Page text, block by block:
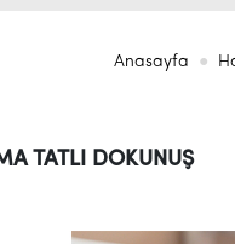
Anasayfa
TATLI DOKUNUŞ